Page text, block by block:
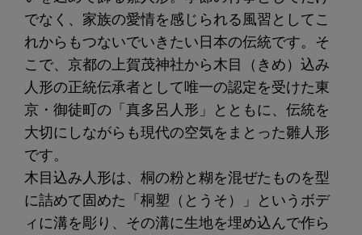
でなく、家族の愛情を感じられる風習としてこ
れからもつないでいきたい日本の伝統です。そ
こで、京都の上賀茂神社から木目（きめ）込み
人形の正統伝承者として唯一の認定を受けた東
京・御徒町の「真多呂人形」とともに、伝統を
大切にしながらも現代の空気をまとった雛人形
です。
木目込み人形は、桐の粉と糊を混ぜたものを型
に詰めて固めた「桐塑（とうそ）」というボデ
ィに溝を彫り、その溝に生地を埋め込んで作ら